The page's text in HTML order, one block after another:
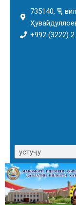
735140, ҶТ,
+992 (3222) 2